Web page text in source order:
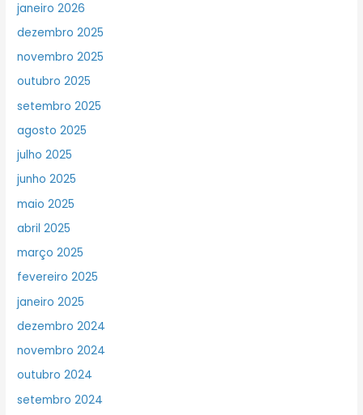
janeiro 2026
dezembro 2025
novembro 2025
outubro 2025
setembro 2025
agosto 2025
julho 2025
junho 2025
maio 2025
abril 2025
março 2025
fevereiro 2025
janeiro 2025
dezembro 2024
novembro 2024
outubro 2024
setembro 2024